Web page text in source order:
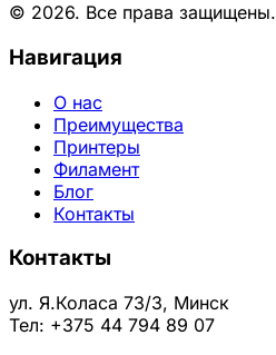
© 2026. Все права защищены.
Навигация
О нас
Преимущества
Принтеры
Филамент
Блог
Контакты
Контакты
ул. Я.Коласа 73/3, Минск
Тел: +375 44 794 89 07